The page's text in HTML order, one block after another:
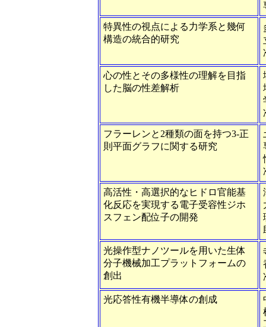
特異性の視点による力学系と幾何
構造の統合的研究
心の性とその多様性の理解を目指
した脳の性差解析
フラーレンと2種類の面を持つ3-正
則平面グラフに関する研究
高活性・高選択的なヒドロ官能基
化反応を実現する電子受容性ジホ
スフェン配位子の開発
光操作型ナノツールを用いた生体
分子機械加工プラットフォームの
創出
光応答性有機半導体の創成